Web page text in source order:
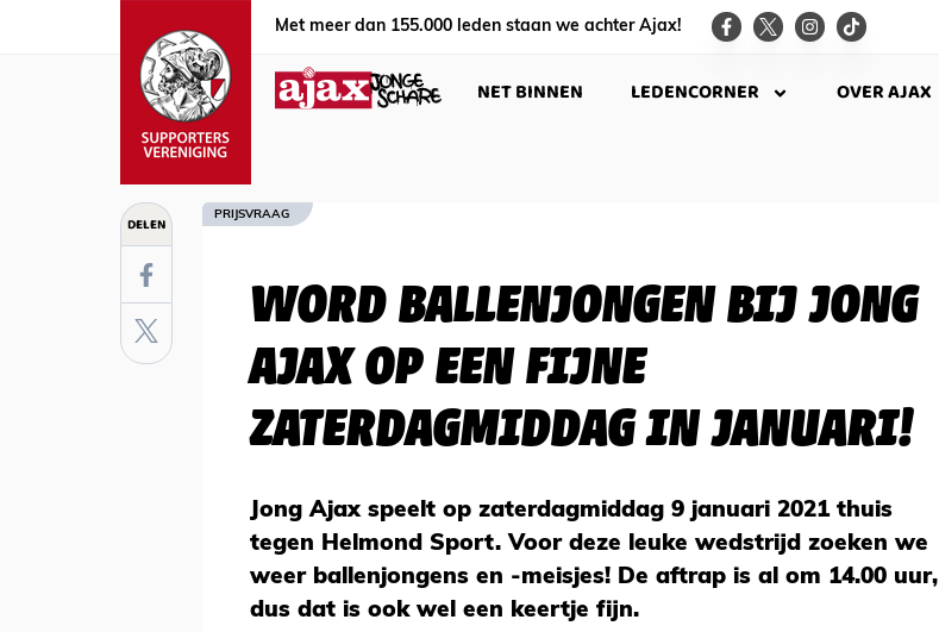
Met meer dan 155.000 leden staan we achter Ajax!
NET BINNEN LEDENCORNER OVER AJAX
DELEN PRIJSVRAAG
WORD BALLENJONGEN BIJ JONG
AJAX OP EEN FIJNE
ZATERDAGMIDDAG IN JANUARI!
Jong Ajax speelt op zaterdagmiddag 9 januari 2021 thuis
tegen Helmond Sport. Voor deze leuke wedstrijd zoeken we
weer ballenjongens en -meisjes! De aftrap is al om 14.00 uur,
dus dat is ook wel een keertje fijn.